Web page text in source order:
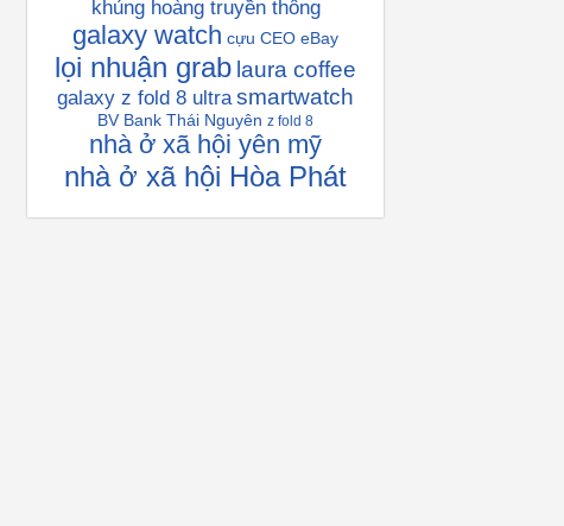
khủng hoàng truyền thông
galaxy watch cựu CEO eBay
lọi nhuận grab laura coffee
galaxy z fold 8 ultra smartwatch
BV Bank Thái Nguyên z fold 8
nhà ở xã hội yên mỹ
nhà ở xã hội Hòa Phát